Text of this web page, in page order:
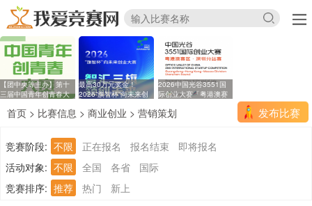
【团中央等主办】第十
三届中国青年创青春大
最高30万元奖金！
2026“旗智杯”向未来创
2026中国光谷3551国
际创业大赛「粤港澳赛
发布比赛
首页 > 比赛信息 > 商业创业 > 营销策划
竞赛阶段: 不限 正在报名 报名结束
即将报名
活动对象: 不限 全国 各省
国际
竞赛排序: 推荐 热门 新上